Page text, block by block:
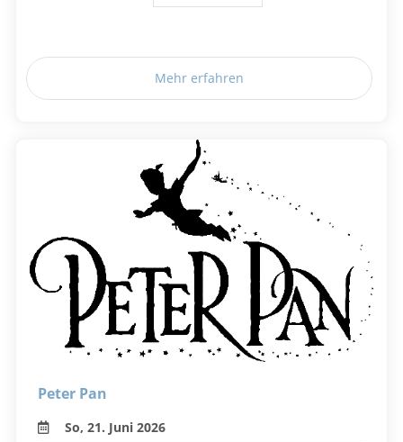
Mehr erfahren
Peter Pan
So, 21. Juni 2026